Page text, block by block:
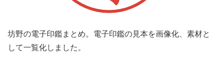
坊野の電子印鑑まとめ。電子印鑑の見本を画像化、素材と
して一覧化しました。